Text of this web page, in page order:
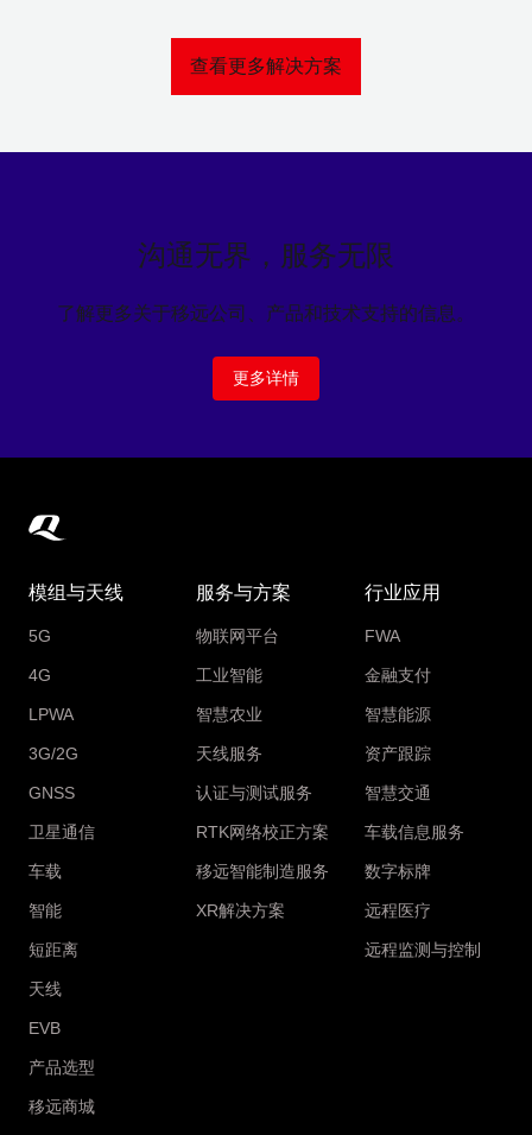
查看更多解决方案
沟通无界，服务无限
了解更多关于移远公司、产品和技术支持的信息。
更多详情
模组与天线
5G
4G
LPWA
3G/2G
GNSS
卫星通信
车载
智能
短距离
天线
EVB
产品选型
移远商城
服务与方案
物联网平台
工业智能
智慧农业
天线服务
认证与测试服务
RTK网络校正方案
移远智能制造服务
XR解决方案
行业应用
FWA
金融支付
智慧能源
资产跟踪
智慧交通
车载信息服务
数字标牌
远程医疗
远程监测与控制